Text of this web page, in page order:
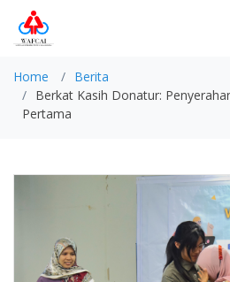
Home
Berita
Berkat Kasih Donatur:
Pertama